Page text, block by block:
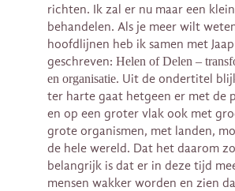
richten. Ik zal er nu maar een
behandelen. Als je meer wilt
hoofdlijnen heb ik samen met
geschreven: Helen of Delen –
en organisatie. Uit de ondertitel
ter harte gaat hetgeen er met de
en op een groter vlak ook met
grote organismen, met landen,
de hele wereld. Dat het daarom
belangrijk is dat er in deze tijd
mensen wakker worden en zien